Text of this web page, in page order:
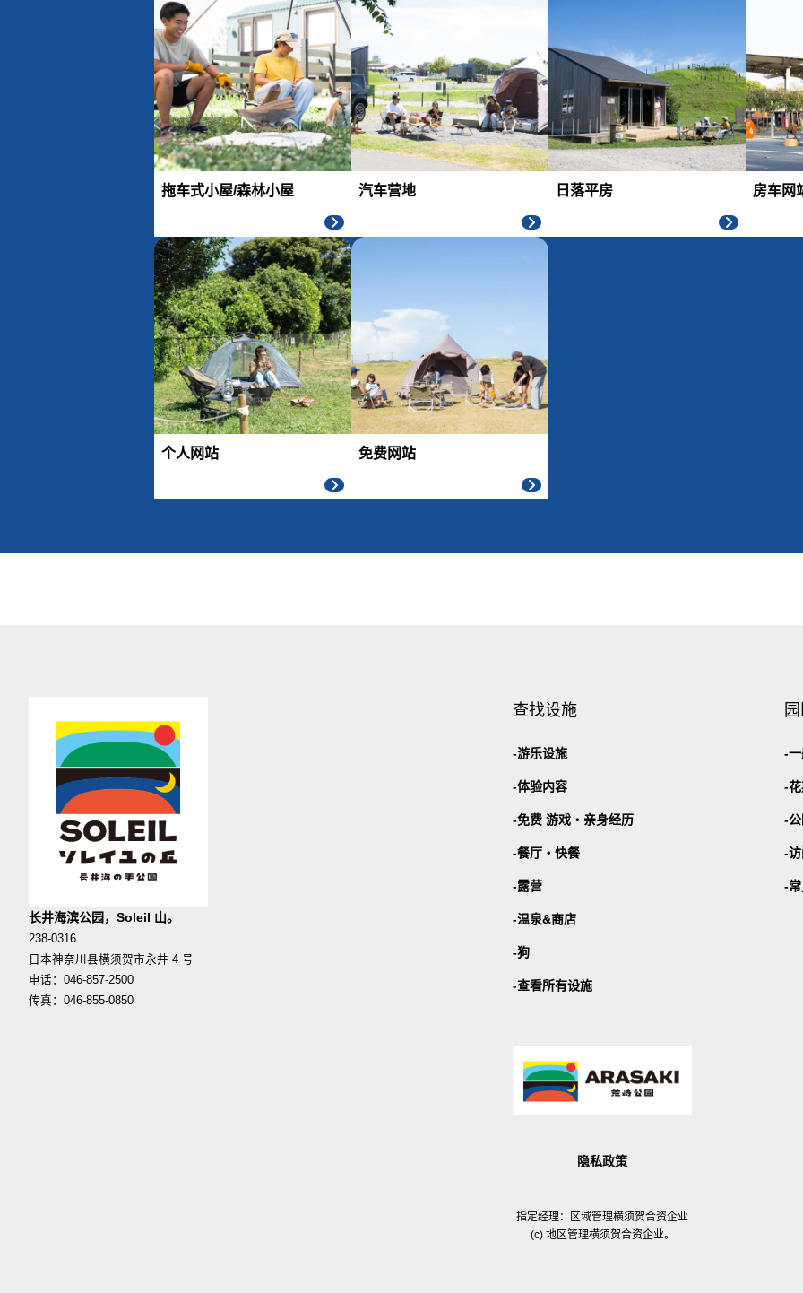
拖车式小屋/森林小屋 汽车营地 日落平房 房车网
个人网站 免费网站
长井海滨公园，Soleil 山。
238-0316.
日本神奈川县横须贺市永井 4 号
电话：046-857-2500
传真：046-855-0850
查找设施
游乐设施
体验内容
免费 游戏・ 亲身经历
餐厅・ 快餐
露营
温泉&商店
狗
查看所有设施
隐私政策
指定经理：区域管理横须贺合资企业
(c) 地区管理横须贺合资企业。